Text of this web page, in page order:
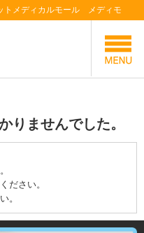
トメディカルモール メディモ
りませんでした。
ださい。
。